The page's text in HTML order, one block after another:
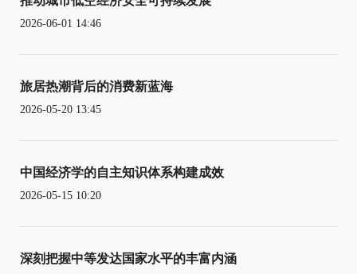
2026-06-01 14:46
旅居热潮背后的消费新蓝海
2026-05-20 13:45
中国经济学的自主知识体系构建成效
2026-05-15 10:20
深刻把握中等发达国家水平的丰富内涵